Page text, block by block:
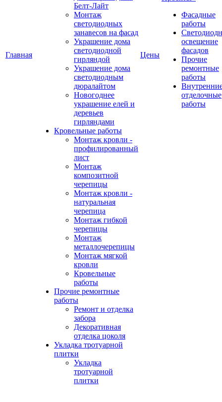
Главная
Белт-Лайт
Монтаж
светодиодных
занавесов на фасад
Украшение дома
светодиодной
гирляндой
Украшение дома
светодиодным
дюралайтом
Новогоднее
украшение елей и
деревьев
гирляндами
Кровельные работы
Монтаж кровли -
профилированный
лист
Монтаж
композитной
черепицы
Монтаж кровли -
натуральная
черепица
Монтаж гибкой
черепицы
Монтаж
металлочерепицы
Монтаж мягкой
кровли
Кровельные
работы
Прочие ремонтные
работы
Ремонт и отделка
забора
Декоративная
отделка цоколя
Укладка тротуарной
плитки
Укладка
тротуарной
плитки
Цены
Фасадные
работы
освещение
фасадов
Прочие
ремонтные
работы
отделочные
работы